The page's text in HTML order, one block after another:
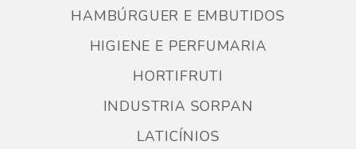
HAMBÚRGUER E EMBUTIDOS
HIGIENE E PERFUMARIA
HORTIFRUTI
INDUSTRIA SORPAN
LATICÍNIOS